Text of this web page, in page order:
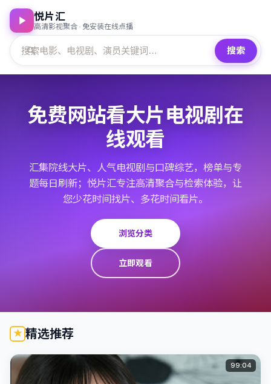
悦片汇
高清影视聚合 · 免安装在线点播
搜索
免费网站看大片电视剧在
线观看
汇集院线大片、人气电视剧与口碑综艺，榜单与专
题每日刷新；悦片汇专注高清聚合与检索体验，让
您少花时间找片、多花时间看片。
浏览分类
立即观看
精选推荐
99:04